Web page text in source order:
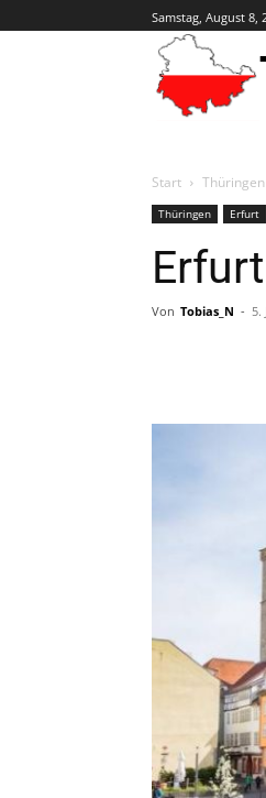
Samstag, August 8,
Start Thüringen
Thüringen Erfurt
Von Tobias_N - 5.